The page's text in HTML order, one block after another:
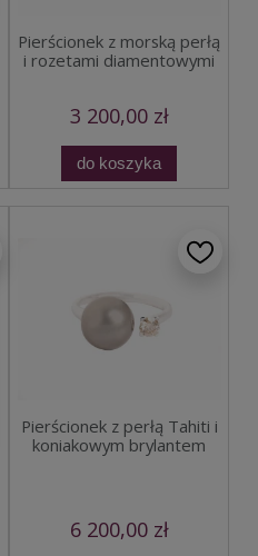
Pierścionek z morską perłą
i rozetami diamentowymi
3 200,00 zł
do koszyka
Pierścionek z perłą Tahiti i
koniakowym brylantem
6 200,00 zł